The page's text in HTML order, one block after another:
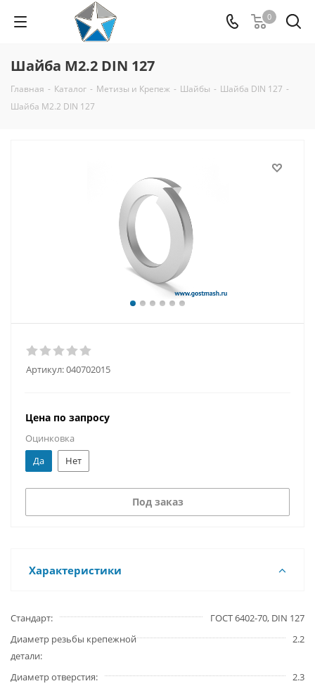
0
Шайба М2.2 DIN 127
Главная - Каталог - Метизы и Крепеж - Шайбы - Шайба DIN 127 -
Шайба М2.2 DIN 127
Артикул:040702015
Цена по запросу
Оцинковка
Да
Нет
Под заказ
Характеристики
Стандарт
ГОСТ 6402-70, DIN 127
Диаметр резьбы крепежной
детали
2.2
Диаметр отверстия
2.3